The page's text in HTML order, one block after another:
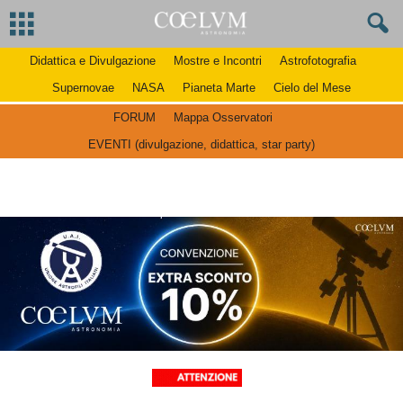
Didattica e Divulgazione Mostre e Incontri
Astrofotografia
Supernovae
NASA Pianeta Marte Cielo del Mese
FORUM
Mappa Osservatori
EVENTI (divulgazione, didattica, star party)